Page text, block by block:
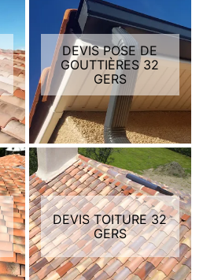
DEVIS POSE DE
GOUTTIÈRES 32
GERS
DEVIS TOITURE 32
GERS